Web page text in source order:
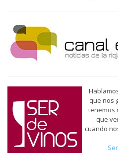
que nos
tenemos
que
cuando